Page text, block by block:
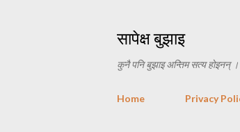
सापेक्ष बुझाइ
कुनै पनि बुझाइ अन्तिम सत्य होइनन् ।
Home Privacy